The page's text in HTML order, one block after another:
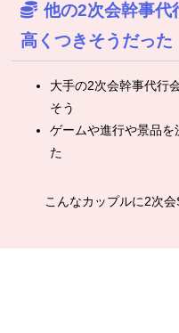
他の2次会幹事代
高くつきそうだった
大手の2次会幹事代行
そう
ゲームや進行や景品
た
こんなカップルに2次